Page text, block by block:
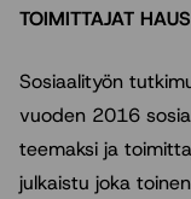
TOIMITTAJAT
Sosiaalityön
vuoden 2016
teemaksi ja
julkaistu joka